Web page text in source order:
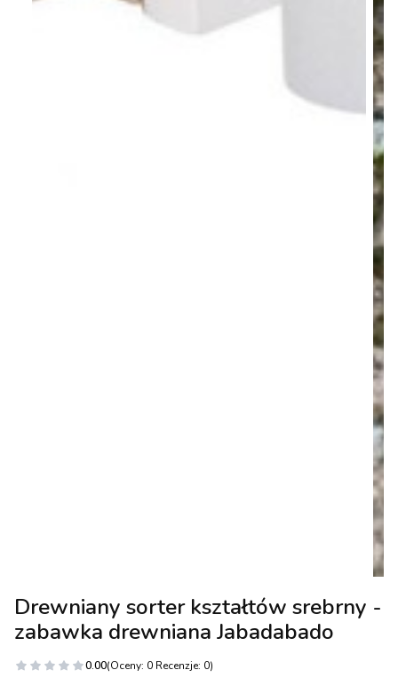
Drewniany sorter kształtów srebrny -
zabawka drewniana Jabadabado
0.00(Oceny: 0 Recenzje: 0)